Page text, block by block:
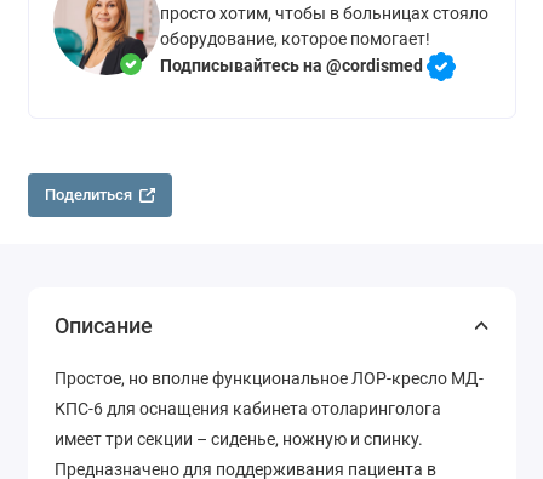
просто хотим, чтобы в больницах стояло
оборудование, которое помогает!
Подписывайтесь на @cordismed
Поделиться
Описание
Простое, но вполне функциональное ЛОР-кресло МД-
КПС-6 для оснащения кабинета отоларинголога
имеет три секции – сиденье, ножную и спинку.
Предназначено для поддерживания пациента в